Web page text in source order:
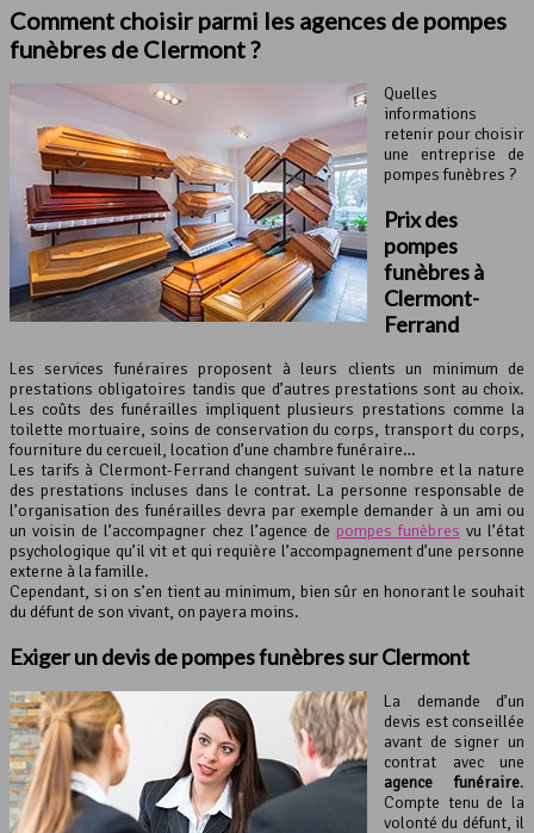
Comment choisir parmi les agences de pompes
funèbres de Clermont ?
Quelles
informations
retenir pour choisir
une entreprise de
pompes funèbres ?
Prix des
pompes
funèbres à
Clermont-
Ferrand
Les services funéraires proposent à leurs clients un minimum de
prestations obligatoires tandis que d’autres prestations sont au choix.
Les coûts des funérailles impliquent plusieurs prestations comme la
toilette mortuaire, soins de conservation du corps, transport du corps,
fourniture du cercueil, location d’une chambre funéraire…
Les tarifs à Clermont-Ferrand changent suivant le nombre et la nature
des prestations incluses dans le contrat. La personne responsable de
l’organisation des funérailles devra par exemple demander à un ami ou
un voisin de l’accompagner chez l’agence de pompes funèbres vu l’état
psychologique qu’il vit et qui requière l’accompagnement d’une personne
externe à la famille.
Cependant, si on s’en tient au minimum, bien sûr en honorant le souhait
du défunt de son vivant, on payera moins.
Exiger un devis depompes funèbressur Clermont
La demande d’un
devis est conseillée
avant de signer un
contrat avec une
agence funéraire.
Compte tenu de la
volonté du défunt, il